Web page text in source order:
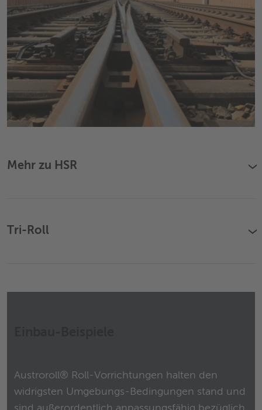
Mehr zu HSR ›
Tri-Roll ›
Austroroll® Roll-Vorrichtungen halten den
widrigsten Umgebungs-Bedingungen stand und